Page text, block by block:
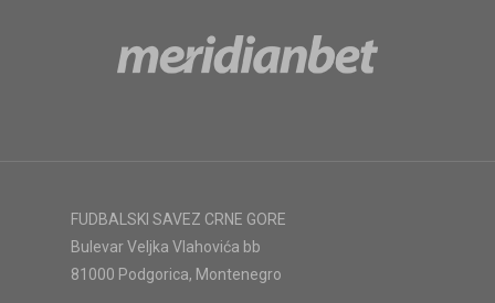
FUDBALSKI SAVEZ CRNE GORE
Bulevar Veljka Vlahovića bb
81000 Podgorica, Montenegro